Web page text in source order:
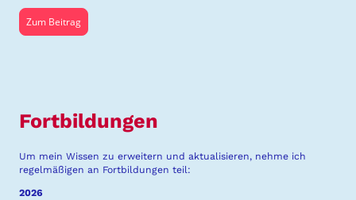
Zum Beitrag
Fortbildungen
Um mein Wissen zu erweitern und aktualisieren, nehme ich
regelmäßigen an Fortbildungen teil:
2026